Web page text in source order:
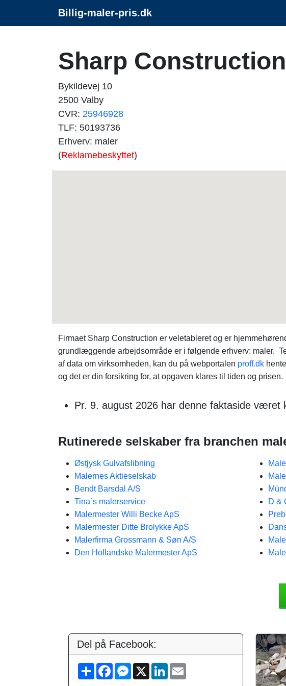
Billig-maler-pris.dk
Sharp Construction
Bykildevej 10
2500 Valby
CVR: 25946928
TLF: 50193736
Erhverv: maler
(Reklamebeskyttet)
Firmaet Sharp Construction er veletableret og er
grundlæggende arbejdsområde er i følgende erhverv: maler.
af data om virksomheden, kan du på webportalen proff.dk
og det er din forsikring for, at opgaven klares til tiden og prisen.
Pr. 9. august 2026 har denne faktaside været
Rutinerede selskaber fra branchen
Østjysk Gulvafslibning
Malernes Aktieselskab
Bendt Barsdal A/S
Tina´s malerservice
Malermester Willi Becke ApS
Malermester Ditte Brolykke ApS
Malerfirma Grossmann & Søn A/S
Den Hollandske Malermester ApS
D &
Del på Facebook:
S
h
F
M
X
L